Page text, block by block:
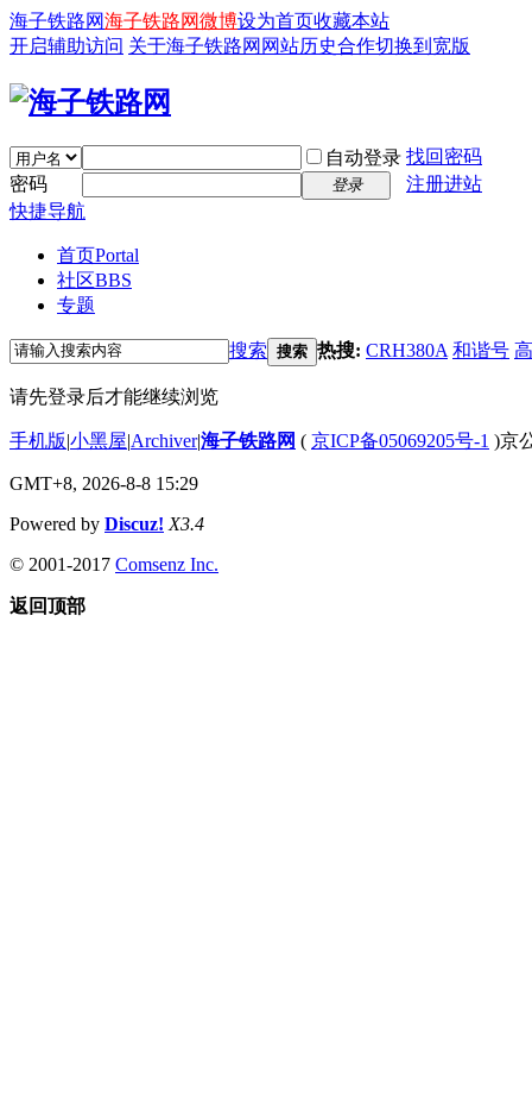
海子铁路网海子铁路网微博设为首页收藏本站
开启辅助访问 关于海子铁路网 网站历史合作切换到宽版
自动登录 找回密码
密码
登录
注册进站
快捷导航
首页Portal
社区BBS
专题
搜索 搜索 热搜: CRH380A 和谐号
请先登录后才能继续浏览
手机版|小黑屋|Archiver|海子铁路网 ( 京ICP备05069205号-1 )京
GMT+8, 2026-8-8 15:29
Powered by Discuz! X3.4
© 2001-2017 Comsenz Inc.
返回顶部